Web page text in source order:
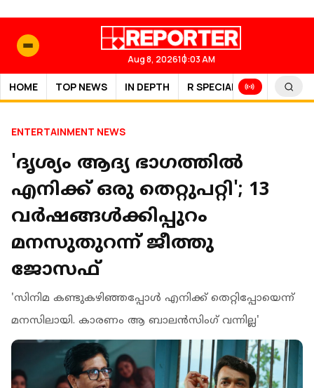
Aug 8, 202610:03 AM
HOME TOP NEWS IN DEPTH R SPECIAL SPORTS
ENTERTAINMENT NEWS
'ദൃശ്യം ആദ്യ ഭാഗത്തിൽ
എനിക്ക് ഒരു തെറ്റുപറ്റി'; 13
വര്‍ഷങ്ങള്‍ക്കിപ്പുറം
മനസുതുറന്ന് ജീത്തു
ജോസഫ്
'സിനിമ കണ്ടുകഴിഞ്ഞപ്പോള്‍ എനിക്ക് തെറ്റിപ്പോയെന്ന്
മനസിലായി. കാരണം ആ ബാലന്‍സിം​ഗ് വന്നില്ല'